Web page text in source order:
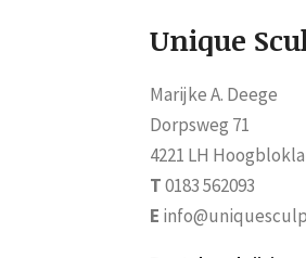
Unique
Marijke A. Deege
Dorpsweg 71
4221 LH
T0183 562093
E